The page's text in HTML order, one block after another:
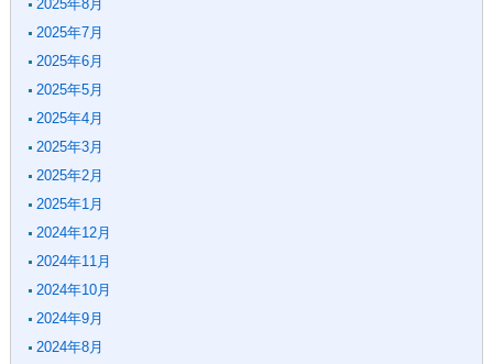
2025年8月
2025年7月
2025年6月
2025年5月
2025年4月
2025年3月
2025年2月
2025年1月
2024年12月
2024年11月
2024年10月
2024年9月
2024年8月